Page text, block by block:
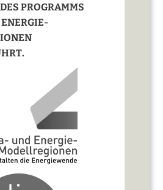
PROGRAMMS